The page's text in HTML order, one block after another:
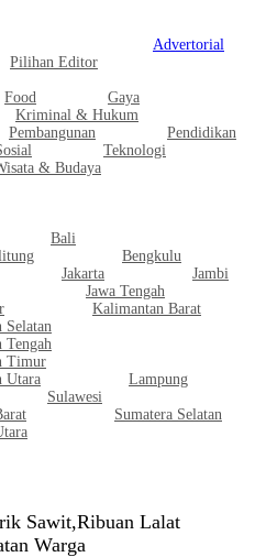
Pilihan Editor
Advertorial
Food
Gaya
Kriminal & Hukum
Pembangunan
Pendidikan
Teknologi
& Budaya
Bali
Bengkulu
Jakarta
Jambi
Jawa Tengah
Kalimantan Barat
Selatan
Tengah
Timur
Utara
Lampung
Sulawesi
Sumatera Selatan
Sawit,Ribuan Lalat
Warga